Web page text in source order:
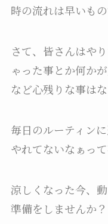
時の流れは早いもの
さて、皆さんはや
ゃった事とか何か
など心残りな事は
毎日のルーティン
やれてないなぁっ
涼しくなった今、
準備をしませんか？